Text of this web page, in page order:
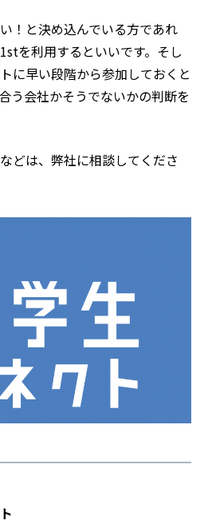
！と決め込んでいる方であれ
を利用するといいです。そし
に早い段階から参加しておくと
う会社かそうでないかの判断を
どは、弊社に相談してくださ